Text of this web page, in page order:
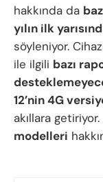
hakkında da
yılın ilk
söyleniyor.
ile ilgili bazı
12’nin 4G
akıllara getiriyor.
modelleri